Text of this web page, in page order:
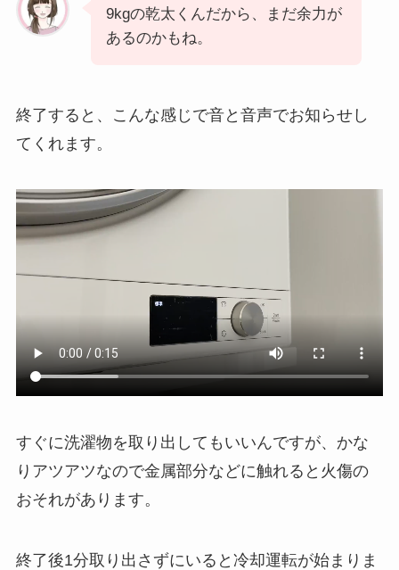
9kgの乾太くんだから、まだ余力が
あるのかもね。
終了すると、こんな感じで音と音声でお知らせし
てくれます。
すぐに洗濯物を取り出してもいいんですが、かな
りアツアツなので金属部分などに触れると火傷の
おそれがあります。
終了後1分取り出さずにいると冷却運転が始まりま